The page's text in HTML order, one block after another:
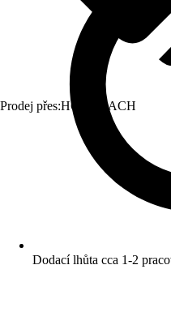
Prodej přes:HORNBACH
Dodací lhůta cca 1-2